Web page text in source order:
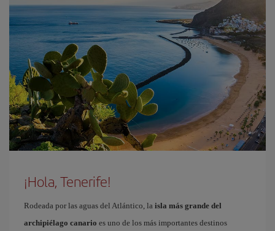
¡Hola, Tenerife!
Rodeada por las aguas del Atlántico, la isla más grande del
archipiélago canario es uno de los más importantes destinos